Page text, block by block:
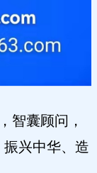
智囊顾问，
兴中华、造